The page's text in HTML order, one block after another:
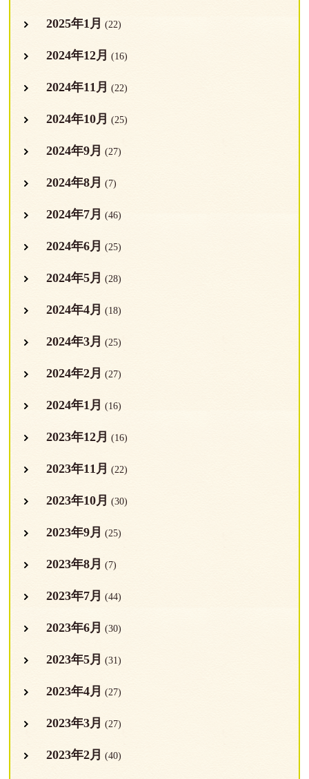
2025年1月 (22)
2024年12月 (16)
2024年11月 (22)
2024年10月 (25)
2024年9月 (27)
2024年8月 (7)
2024年7月 (46)
2024年6月 (25)
2024年5月 (28)
2024年4月 (18)
2024年3月 (25)
2024年2月 (27)
2024年1月 (16)
2023年12月 (16)
2023年11月 (22)
2023年10月 (30)
2023年9月 (25)
2023年8月 (7)
2023年7月 (44)
2023年6月 (30)
2023年5月 (31)
2023年4月 (27)
2023年3月 (27)
2023年2月 (40)